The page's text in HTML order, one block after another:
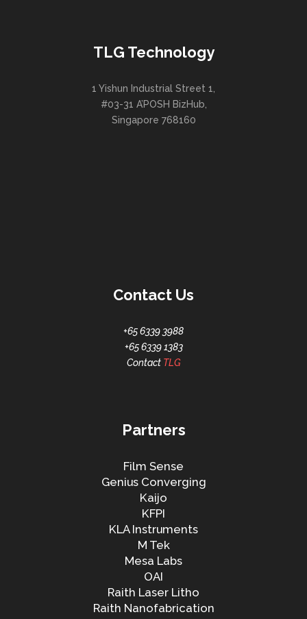
TLG Technology
1 Yishun Industrial Street 1,
#03-31 A’POSH BizHub,
Singapore 768160
Contact Us
+65 6339 3988
+65 6339 1383
Contact TLG
Partners
Film Sense
Genius Converging
Kaijo
KFPI
KLA Instruments
M Tek
Mesa Labs
OAI
Raith Laser Litho
Raith Nanofabrication